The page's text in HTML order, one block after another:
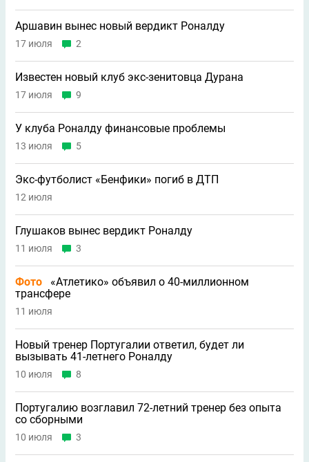
Аршавин вынес новый вердикт Роналду
17 июля 2
Известен новый клуб экс-зенитовца Дурана
17 июля 9
У клуба Роналду финансовые проблемы
13 июля 5
Экс-футболист «Бенфики» погиб в ДТП
12 июля
Глушаков вынес вердикт Роналду
11 июля 3
Фото
«Атлетико» объявил о 40-миллионном
трансфере
11 июля
Новый тренер Португалии ответил, будет ли
вызывать 41-летнего Роналду
10 июля 8
Португалию возглавил 72-летний тренер без опыта
со сборными
10 июля 3